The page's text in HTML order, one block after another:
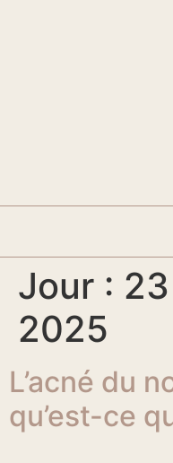
Jour :
2025
L’acné du
qu’est-ce